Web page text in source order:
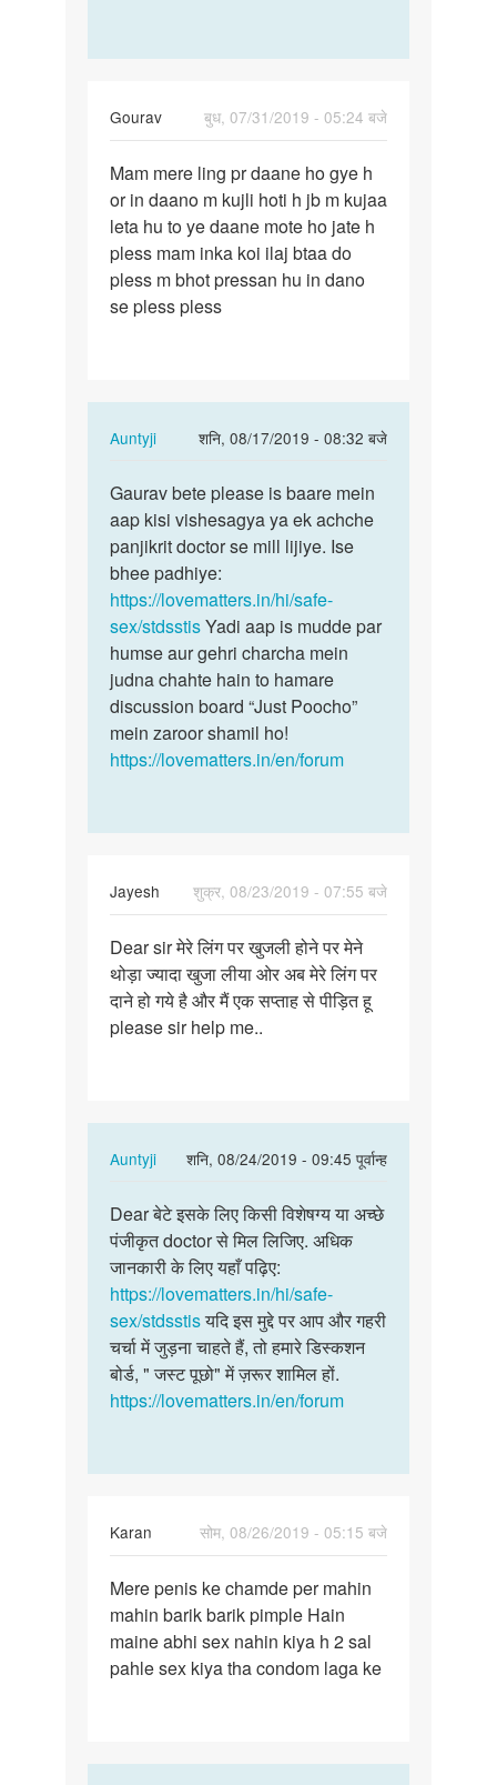
Gourav
बुध, 07/31/2019 - 05:24 बजे
Mam
mere
ling
pr
daane
ho…
Mam mere ling pr daane ho gye h
or in daano m kujli hoti h jb m kujaa
leta hu to ye daane mote ho jate h
pless mam inka koi ilaj btaa do
pless m bhot pressan hu in dano
se pless pless
Auntyji
शनि, 08/17/2019 - 08:32 बजे
In
to
Mam
mere
ling
pr
daane
ho…
by
Gourav
Gaurav
bete
please
is
baare…
Gaurav bete please is baare mein
aap kisi vishesagya ya ek achche
panjikrit doctor se mill lijiye. Ise
bhee padhiye:
https://lovematters.in/hi/safe-
sex/stdsstisYadi aap is mudde par
humse aur gehri charcha mein
judna chahte hain to hamare
discussion board “Just Poocho”
mein zaroor shamil ho!
https://lovematters.in/en/forum
Jayesh
शुक्र, 08/23/2019 - 07:55 बजे
Dear
sir
मेरे
लिंग
Dear sir मेरे लिंग पर खुजली होने पर मेने
थोड़ा ज्यादा खुजा लीया ओर अब मेरे लिंग पर
दाने हो गये है और मैं एक सप्ताह से पीड़ित हू
please sir help me..
Auntyji
शनि, 08/24/2019 - 09:45 पूर्वान्ह
In
to
Dear
sir
मेरे
लिंग
पर
खुजली…
by
Dear
बेटे
इसके
लिए
किसी…
Dear बेटे इसके लिए किसी विशेषग्य या अच्छे
पंजीकृत doctor से मिल लिजिए. अधिक
जानकारी के लिए यहाँ पढ़िए:
https://lovematters.in/hi/safe-
sex/stdsstisयदि इस मुद्दे पर आप और गहरी
चर्चा में जुड़ना चाहते हैं, तो हमारे डिस्कशन
बोर्ड, " जस्ट पूछो" में ज़रूर शामिल हों.
https://lovematters.in/en/forum
Karan
सोम, 08/26/2019 - 05:15 बजे
Mere
penis
ke
chamde
Mere penis ke chamde per mahin
mahin barik barik pimple Hain
maine abhi sex nahin kiya h 2 sal
pahle sex kiya tha condom laga ke